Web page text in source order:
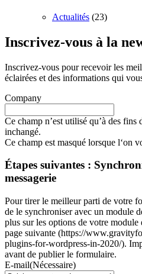
Actualités (23)
Inscrivez-vous à la
Inscrivez-vous pour recevoir les
éclairées et des informations qui
Company
Ce champ n’est utilisé qu’à des
inchangé.
Ce champ est masqué lorsque l‘on
Étapes suivantes :
messagerie
Pour tirer le meilleur parti de votre
de le synchroniser avec un module
plus sur les options de votre module
page suivante (https://
plugins-for-wordpress-in-2020/).
avant de publier le formulaire.
E-mail(Nécessaire)